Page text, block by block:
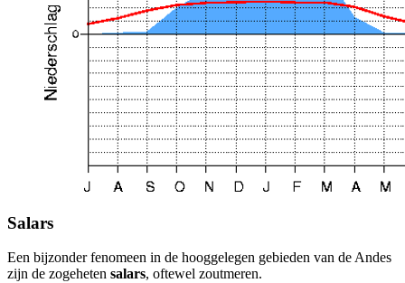
Salars
Een bijzonder fenomeen in de hooggelegen gebieden van de Andes
zijn de zogeheten salars, oftewel zoutmeren.